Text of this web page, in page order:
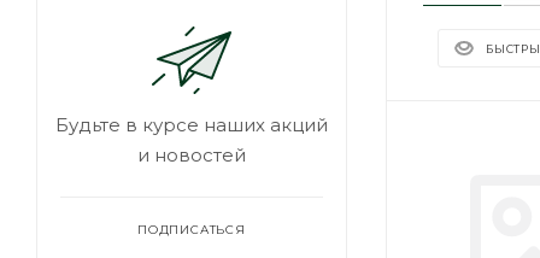
Будьте в курсе наших акций
и новостей
ПОДПИСАТЬСЯ